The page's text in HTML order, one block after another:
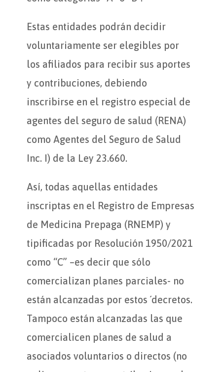
Estas entidades podrán decidir
voluntariamente ser elegibles por
los afiliados para recibir sus aportes
y contribuciones, debiendo
inscribirse en el registro especial de
agentes del seguro de salud (RENA)
como Agentes del Seguro de Salud
Inc. I) de la Ley 23.660.
Así, todas aquellas entidades
inscriptas en el Registro de Empresas
de Medicina Prepaga (RNEMP) y
tipificadas por Resolución 1950/2021
como “C” –es decir que sólo
comercializan planes parciales- no
están alcanzadas por estos ´decretos.
Tampoco están alcanzadas las que
comercialicen planes de salud a
asociados voluntarios o directos (no